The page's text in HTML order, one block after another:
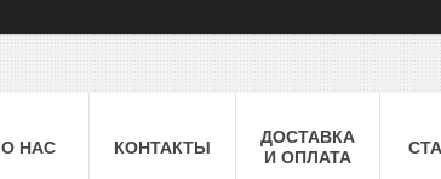
О НАС КОНТАКТЫ
ДОСТАВКА
И ОПЛАТА